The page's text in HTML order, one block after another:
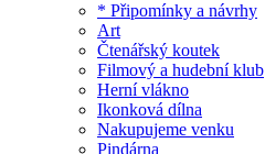
* Připomínky a návrhy
Art
Čtenářský koutek
Filmový a hudební klub
Herní vlákno
Ikonková dílna
Nakupujeme venku
Pindárna